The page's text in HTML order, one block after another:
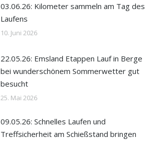
03.06.26: Kilometer sammeln am Tag des
Laufens
10. Juni 2026
22.05.26: Emsland Etappen Lauf in Berge
bei wunderschönem Sommerwetter gut
besucht
25. Mai 2026
09.05.26: Schnelles Laufen und
Treffsicherheit am Schießstand bringen